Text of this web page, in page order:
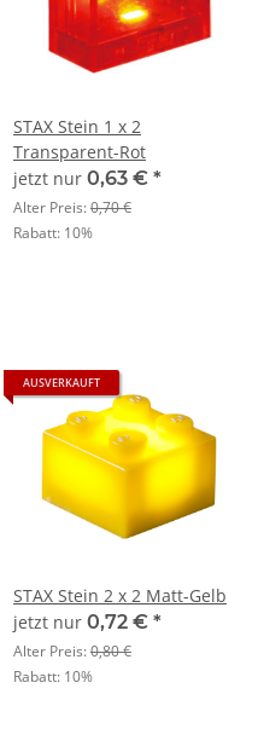
STAX Stein 1 x 2
Transparent-Rot
jetzt nur 0,63 € *
Alter Preis:0,70 €
Rabatt: 10%
AUSVERKAUFT
STAX Stein 2 x 2 Matt-Gelb
jetzt nur 0,72 € *
Alter Preis:0,80 €
Rabatt: 10%